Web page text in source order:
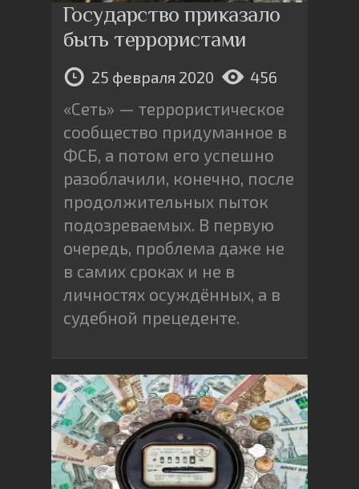
Государство приказало
быть террористами
25 февраля 2020 456
«Сеть» — террористическое
сообщество придуманное в
ФСБ, а потом его успешно
разоблачили, конечно, после
продолжительных пыток
подозреваемых. В первую
очередь, проблема даже не
в самих сроках и не в
личностях осуждённых, а в
судебной прецеденте.